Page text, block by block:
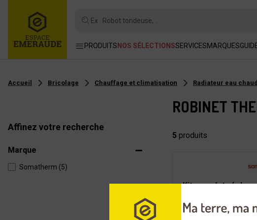
Ex : Robot tondeuse, ...
PRODUITS NOS SÉLECTIONSSERVICESMARQUES
Accueil Bricolage Chauffage et climatisation Radiateur eau
Affinez votre recherche
Marque
Somatherm (5)
ROBINET
5 produits
Kit complet réglage
Ø15/21mm